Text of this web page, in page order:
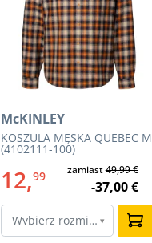
KOSZULA MĘSKA QUEBEC M
(4102111-100)
McKINLEY
12,99 zamiast49,99 €
-37,00 €
Wybierz rozmiar…
▾